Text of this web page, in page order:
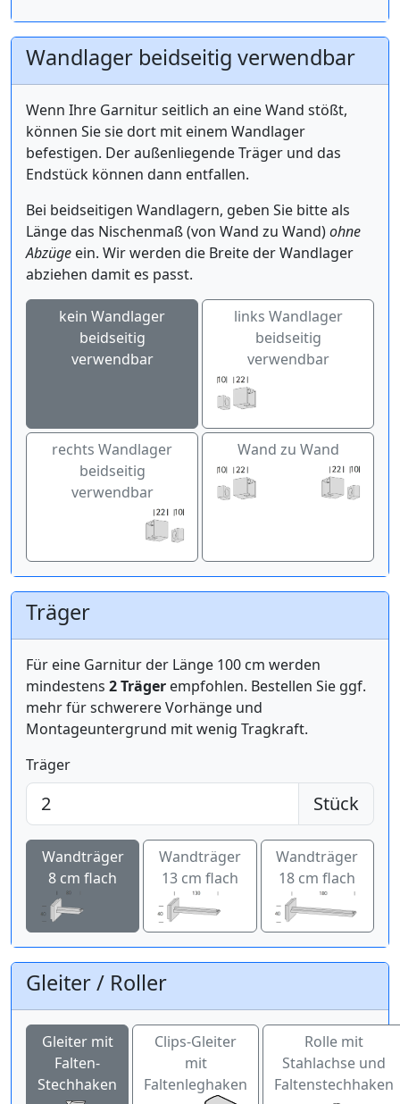
Wandlager beidseitig verwendbar
Wenn Ihre Garnitur seitlich an eine Wand stößt,
können Sie sie dort mit einem Wandlager
befestigen. Der außenliegende Träger und das
Endstück können dann entfallen.
Bei beidseitigen Wandlagern, geben Sie bitte als
Länge das Nischenmaß (von Wand zu Wand)ohne
Abzüge ein. Wir werden die Breite der Wandlager
abziehen damit es passt.
kein Wandlager
beidseitig
verwendbar
links Wandlager
beidseitig
verwendbar
rechts Wandlager
beidseitig
verwendbar
Wand zu Wand
Träger
Für eine Garnitur der Länge 100 cm werden
mindestens 2 Träger empfohlen. Bestellen Sie ggf.
mehr für schwerere Vorhänge und
Montageuntergrund mit wenig Tragkraft.
Träger
Stück
Wandträger
8 cm flach
Wandträger
13 cm flach
Wandträger
18 cm flach
Gleiter / Roller
Gleiter mit
Falten-
Stechhaken
Clips-Gleiter
mit
Faltenleghaken
Rolle mit
Stahlachse und
Faltenstechhaken